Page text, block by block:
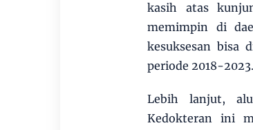
kasih atas
memimpin di
kesuksesan bisa
periode 2018-2023.
Lebih lanjut,
Kedokteran ini